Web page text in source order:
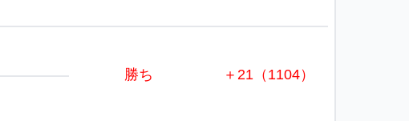
勝ち ＋21（1104）